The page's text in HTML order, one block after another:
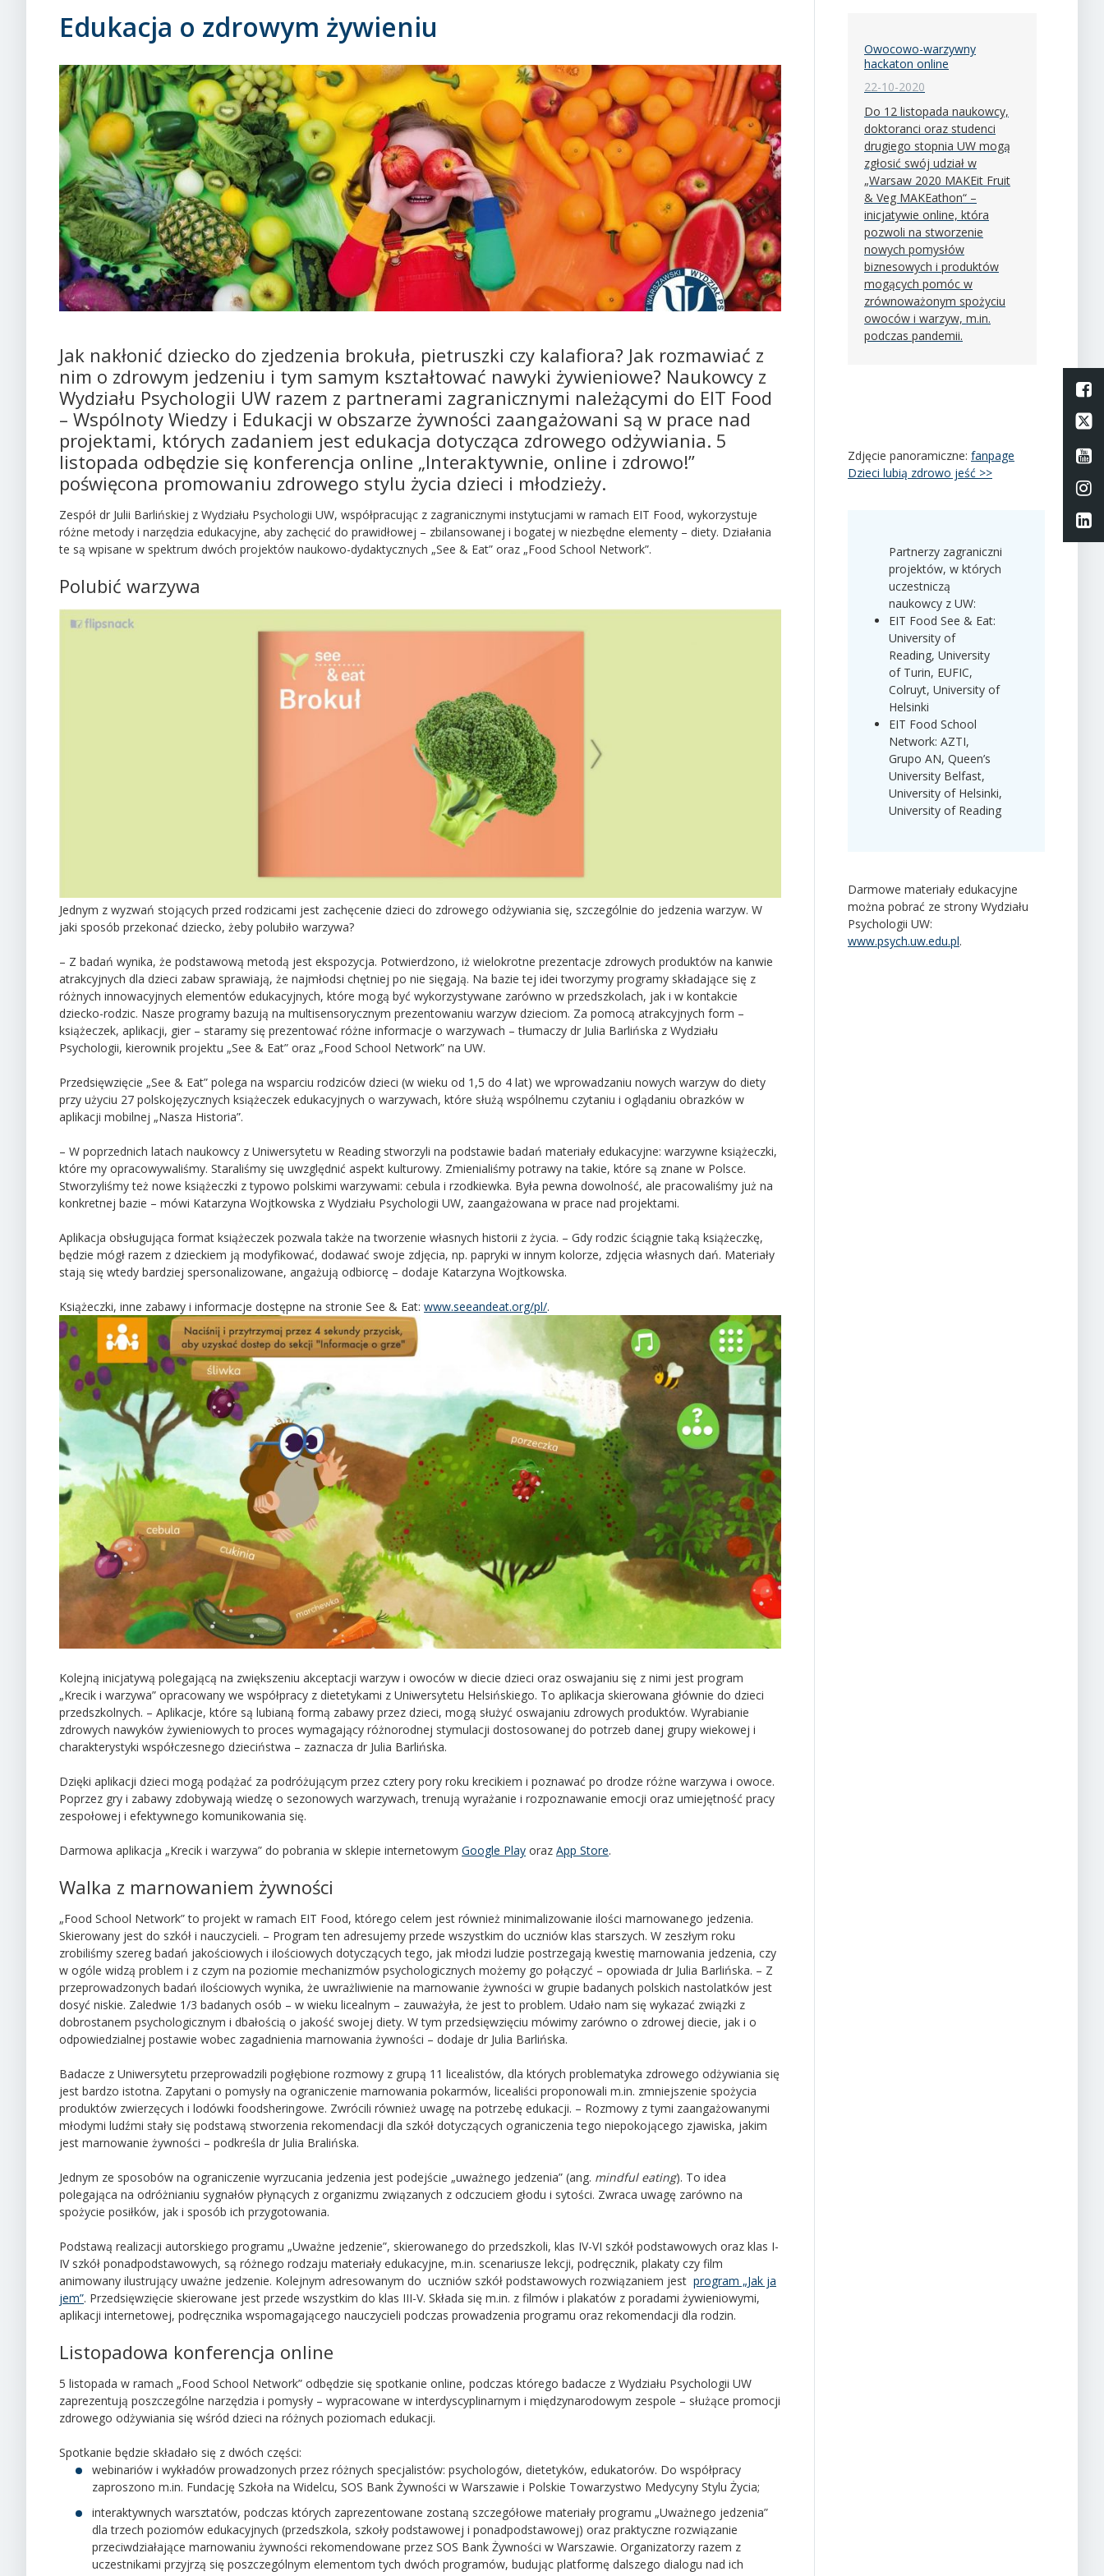
Edukacja o zdrowym żywieniu
Jak nakłonić dziecko do zjedzenia brokuła, pietruszki czy kalafiora? Jak rozmawiać z
nim o zdrowym jedzeniu i tym samym kształtować nawyki żywieniowe? Naukowcy z
Wydziału Psychologii UW razem z partnerami zagranicznymi należącymi do EIT Food
– Wspólnoty Wiedzy i Edukacji w obszarze żywności zaangażowani są w prace nad
projektami, których zadaniem jest edukacja dotycząca zdrowego odżywiania. 5
listopada odbędzie się konferencja online „Interaktywnie, online i zdrowo!”
poświęcona promowaniu zdrowego stylu życia dzieci i młodzieży.
Zespół dr Julii Barlińskiej z Wydziału Psychologii UW, współpracując z zagranicznymi instytucjami w ramach EIT Food, wykorzystuje
różne metody i narzędzia edukacyjne, aby zachęcić do prawidłowej – zbilansowanej i bogatej w niezbędne elementy – diety. Działania
te są wpisane w spektrum dwóch projektów naukowo-dydaktycznych „See & Eat” oraz „Food School Network”.
Polubić warzywa
Jednym z wyzwań stojących przed rodzicami jest zachęcenie dzieci do zdrowego odżywiania się, szczególnie do jedzenia warzyw. W
jaki sposób przekonać dziecko, żeby polubiło warzywa?
– Z badań wynika, że podstawową metodą jest ekspozycja. Potwierdzono, iż wielokrotne prezentacje zdrowych produktów na kanwie
atrakcyjnych dla dzieci zabaw sprawiają, że najmłodsi chętniej po nie sięgają. Na bazie tej idei tworzymy programy składające się z
różnych innowacyjnych elementów edukacyjnych, które mogą być wykorzystywane zarówno w przedszkolach, jak i w kontakcie
dziecko-rodzic. Nasze programy bazują na multisensorycznym prezentowaniu warzyw dzieciom. Za pomocą atrakcyjnych form –
książeczek, aplikacji, gier – staramy się prezentować różne informacje o warzywach – tłumaczy dr Julia Barlińska z Wydziału
Psychologii, kierownik projektu „See & Eat” oraz „Food School Network” na UW.
Przedsięwzięcie „See & Eat” polega na wsparciu rodziców dzieci (w wieku od 1,5 do 4 lat) we wprowadzaniu nowych warzyw do diety
przy użyciu 27 polskojęzycznych książeczek edukacyjnych o warzywach, które służą wspólnemu czytaniu i oglądaniu obrazków w
aplikacji mobilnej „Nasza Historia”.
– W poprzednich latach naukowcy z Uniwersytetu w Reading stworzyli na podstawie badań materiały edukacyjne: warzywne książeczki,
które my opracowywaliśmy. Staraliśmy się uwzględnić aspekt kulturowy. Zmienialiśmy potrawy na takie, które są znane w Polsce.
Stworzyliśmy też nowe książeczki z typowo polskimi warzywami: cebula i rzodkiewka. Była pewna dowolność, ale pracowaliśmy już na
konkretnej bazie – mówi Katarzyna Wojtkowska z Wydziału Psychologii UW, zaangażowana w prace nad projektami.
Aplikacja obsługująca format książeczek pozwala także na tworzenie własnych historii z życia. – Gdy rodzic ściągnie taką książeczkę,
będzie mógł razem z dzieckiem ją modyfikować, dodawać swoje zdjęcia, np. papryki w innym kolorze, zdjęcia własnych dań. Materiały
stają się wtedy bardziej spersonalizowane, angażują odbiorcę – dodaje Katarzyna Wojtkowska.
Książeczki, inne zabawy i informacje dostępne na stronie See & Eat: www.seeandeat.org/pl/.
Kolejną inicjatywą polegającą na zwiększeniu akceptacji warzyw i owoców w diecie dzieci oraz oswajaniu się z nimi jest program
„Krecik i warzywa” opracowany we współpracy z dietetykami z Uniwersytetu Helsińskiego. To aplikacja skierowana głównie do dzieci
przedszkolnych. – Aplikacje, które są lubianą formą zabawy przez dzieci, mogą służyć oswajaniu zdrowych produktów. Wyrabianie
zdrowych nawyków żywieniowych to proces wymagający różnorodnej stymulacji dostosowanej do potrzeb danej grupy wiekowej i
charakterystyki współczesnego dzieciństwa – zaznacza dr Julia Barlińska.
Dzięki aplikacji dzieci mogą podążać za podróżującym przez cztery pory roku krecikiem i poznawać po drodze różne warzywa i owoce.
Poprzez gry i zabawy zdobywają wiedzę o sezonowych warzywach, trenują wyrażanie i rozpoznawanie emocji oraz umiejętność pracy
zespołowej i efektywnego komunikowania się.
Darmowa aplikacja „Krecik i warzywa” do pobrania w sklepie internetowym Google Play oraz App Store.
Walka z marnowaniem żywności
„Food School Network” to projekt w ramach EIT Food, którego celem jest również minimalizowanie ilości marnowanego jedzenia.
Skierowany jest do szkół i nauczycieli. – Program ten adresujemy przede wszystkim do uczniów klas starszych. W zeszłym roku
zrobiliśmy szereg badań jakościowych i ilościowych dotyczących tego, jak młodzi ludzie postrzegają kwestię marnowania jedzenia, czy
w ogóle widzą problem i z czym na poziomie mechanizmów psychologicznych możemy go połączyć – opowiada dr Julia Barlińska. – Z
przeprowadzonych badań ilościowych wynika, że uwrażliwienie na marnowanie żywności w grupie badanych polskich nastolatków jest
dosyć niskie. Zaledwie 1/3 badanych osób – w wieku licealnym – zauważyła, że jest to problem. Udało nam się wykazać związki z
dobrostanem psychologicznym i dbałością o jakość swojej diety. W tym przedsięwzięciu mówimy zarówno o zdrowej diecie, jak i o
odpowiedzialnej postawie wobec zagadnienia marnowania żywności – dodaje dr Julia Barlińska.
Badacze z Uniwersytetu przeprowadzili pogłębione rozmowy z grupą 11 licealistów, dla których problematyka zdrowego odżywiania się
jest bardzo istotna. Zapytani o pomysły na ograniczenie marnowania pokarmów, licealiści proponowali m.in. zmniejszenie spożycia
produktów zwierzęcych i lodówki foodsheringowe. Zwrócili również uwagę na potrzebę edukacji. – Rozmowy z tymi zaangażowanymi
młodymi ludźmi stały się podstawą stworzenia rekomendacji dla szkół dotyczących ograniczenia tego niepokojącego zjawiska, jakim
jest marnowanie żywności – podkreśla dr Julia Bralińska.
Jednym ze sposobów na ograniczenie wyrzucania jedzenia jest podejście „uważnego jedzenia” (ang. mindful eating). To idea
polegająca na odróżnianiu sygnałów płynących z organizmu związanych z odczuciem głodu i sytości. Zwraca uwagę zarówno na
spożycie posiłków, jak i sposób ich przygotowania.
Podstawą realizacji autorskiego programu „Uważne jedzenie”, skierowanego do przedszkoli, klas IV-VI szkół podstawowych oraz klas I-
IV szkół ponadpodstawowych, są różnego rodzaju materiały edukacyjne, m.in. scenariusze lekcji, podręcznik, plakaty czy film
animowany ilustrujący uważne jedzenie. Kolejnym adresowanym do uczniów szkół podstawowych rozwiązaniem jest program „Jak ja
jem”. Przedsięwzięcie skierowane jest przede wszystkim do klas III-V. Składa się m.in. z filmów i plakatów z poradami żywieniowymi,
aplikacji internetowej, podręcznika wspomagającego nauczycieli podczas prowadzenia programu oraz rekomendacji dla rodzin.
Listopadowa konferencja online
5 listopada w ramach „Food School Network” odbędzie się spotkanie online, podczas którego badacze z Wydziału Psychologii UW
zaprezentują poszczególne narzędzia i pomysły – wypracowane w interdyscyplinarnym i międzynarodowym zespole – służące promocji
zdrowego odżywiania się wśród dzieci na różnych poziomach edukacji.
Spotkanie będzie składało się z dwóch części:
webinariów i wykładów prowadzonych przez różnych specjalistów: psychologów, dietetyków, edukatorów. Do współpracy
zaproszono m.in. Fundację Szkoła na Widelcu, SOS Bank Żywności w Warszawie i Polskie Towarzystwo Medycyny Stylu Życia;
interaktywnych warsztatów, podczas których zaprezentowane zostaną szczegółowe materiały programu „Uważnego jedzenia”
dla trzech poziomów edukacyjnych (przedszkola, szkoły podstawowej i ponadpodstawowej) oraz praktyczne rozwiązanie
przeciwdziałające marnowaniu żywności rekomendowane przez SOS Bank Żywności w Warszawie. Organizatorzy razem z
uczestnikami przyjrzą się poszczególnym elementom tych dwóch programów, budując platformę dalszego dialogu nad ich
Owocowo-warzywny
hackaton online
22-10-2020
Do 12 listopada naukowcy,
doktoranci oraz studenci
drugiego stopnia UW mogą
zgłosić swój udział w
„Warsaw 2020 MAKEit Fruit
& Veg MAKEathon“ –
inicjatywie online, która
pozwoli na stworzenie
nowych pomysłów
biznesowych i produktów
mogących pomóc w
zrównoważonym spożyciu
owoców i warzyw, m.in.
podczas pandemii.
Zdjęcie panoramiczne: fanpage
Dzieci lubią zdrowo jeść >>
Partnerzy zagraniczni
projektów, w których
uczestniczą
naukowcy z UW:
EIT Food See & Eat:
University of
Reading, University
of Turin, EUFIC,
Colruyt, University of
Helsinki
EIT Food School
Network: AZTI,
Grupo AN, Queen’s
University Belfast,
University of Helsinki,
University of Reading
Darmowe materiały edukacyjne
można pobrać ze strony Wydziału
Psychologii UW:
www.psych.uw.edu.pl.